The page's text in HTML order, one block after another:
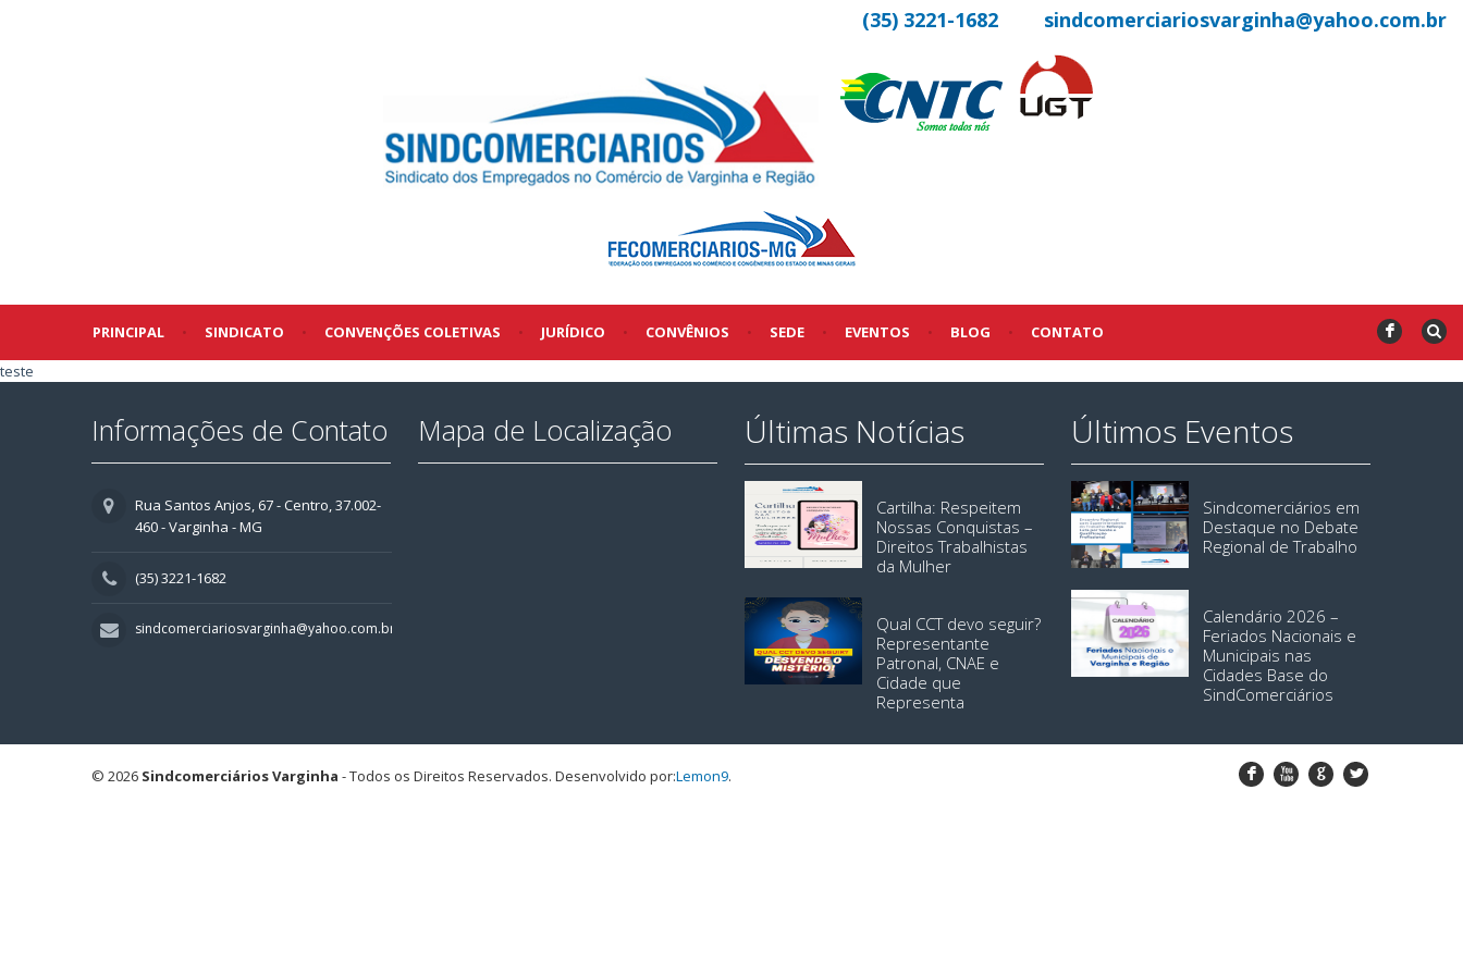
(35) 3221-1682 sindcomerciariosvarginha@yahoo.com.br
PRINCIPAL • SINDICATO • CONVENÇÕES COLETIVAS • JURÍDICO • CONVÊNIOS • SEDE • EVENTOS • BLOG • CONTATO F
teste
Informações de Contato
Rua Santos Anjos, 67 - Centro, 37.002-
460 - Varginha - MG
(35) 3221-1682
sindcomerciariosvarginha@yahoo.com.br
Mapa de Localização Últimas Notícias
Cartilha: Respeitem
Nossas Conquistas –
Direitos Trabalhistas
da Mulher
Qual CCT devo seguir?
Representante
Patronal, CNAE e
Cidade que
Representa
Últimos Eventos
Sindcomerciários em
Destaque no Debate
Regional de Trabalho
Calendário 2026 –
Feriados Nacionais e
Municipais nas
Cidades Base do
SindComerciários
© 2026 Sindcomerciários Varginha - Todos os Direitos Reservados. Desenvolvido por:Lemon9. F X G L